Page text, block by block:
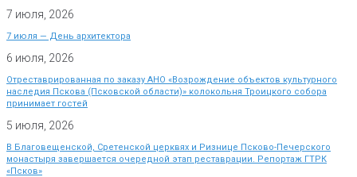
7 июля, 2026
7 июля — День архитектора
6 июля, 2026
Отреставрированная по заказу АНО «Возрождение объектов культурного
наследия Пскова (Псковской области)» колокольня Троицкого собора
принимает гостей
5 июля, 2026
В Благовещенской, Сретенской церквях и Ризнице Псково-Печерского
монастыря завершается очередной этап реставрации. Репортаж ГТРК
«Псков»